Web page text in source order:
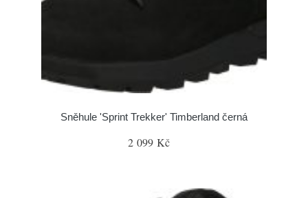
Sněhule 'Sprint Trekker' Timberland černá
2 099 Kč